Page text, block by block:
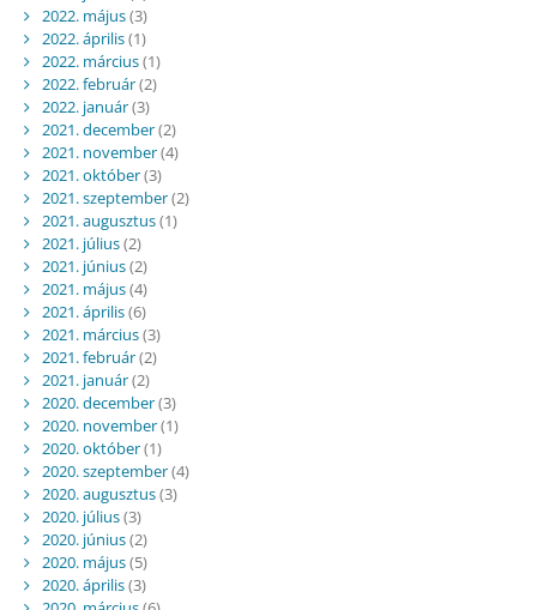
2022. május(3)
2022. április(1)
2022. március(1)
2022. február(2)
2022. január(3)
2021. december(2)
2021. november(4)
2021. október(3)
2021. szeptember(2)
2021. augusztus(1)
2021. július(2)
2021. június(2)
2021. május(4)
2021. április(6)
2021. március(3)
2021. február(2)
2021. január(2)
2020. december(3)
2020. november(1)
2020. október(1)
2020. szeptember(4)
2020. augusztus(3)
2020. július(3)
2020. június(2)
2020. május(5)
2020. április(3)